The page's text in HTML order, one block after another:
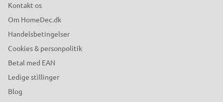
Kontakt os
Om HomeDec.dk
Handelsbetingelser
Cookies & personpolitik
Betal med EAN
Ledige stillinger
Blog